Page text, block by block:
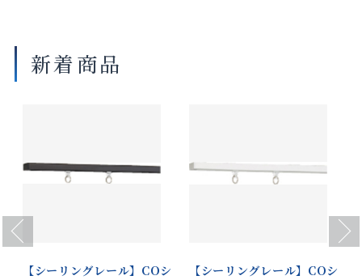
新着商品
Previous
【シーリングレール】COシ
【シーリングレール】COシ
Next